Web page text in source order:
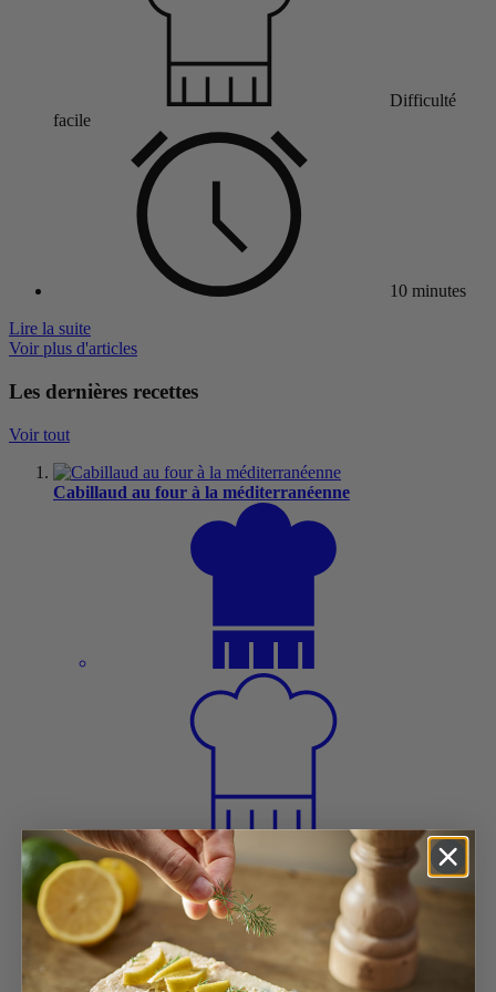
Difficulté
facile
10 minutes
Lire la suite
Voir plus d'articles
Les dernières recettes
Voir tout
Cabillaud au four à la méditerranéenne